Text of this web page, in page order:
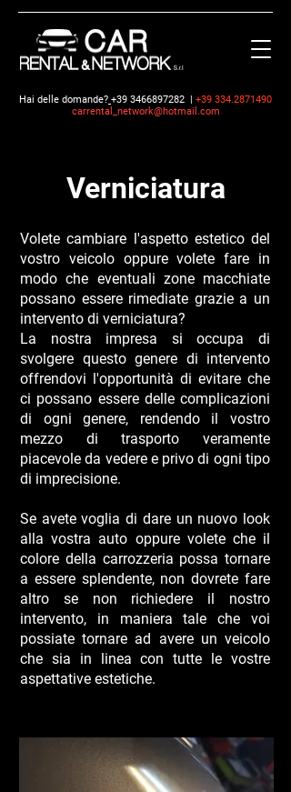
Hai delle domande? +39 3466897282 | +39 334.2871490
carrental_network@hotmail.com
Verniciatura
Volete cambiare l'aspetto estetico del
vostro veicolo oppure volete fare in
modo che eventuali zone macchiate
possano essere rimediate grazie a un
intervento di verniciatura?
La nostra impresa si occupa di
svolgere questo genere di intervento
offrendovi l'opportunità di evitare che
ci possano essere delle complicazioni
di ogni genere, rendendo il vostro
mezzo di trasporto veramente
piacevole da vedere e privo di ogni tipo
di imprecisione.
Se avete voglia di dare un nuovo look
alla vostra auto oppure volete che il
colore della carrozzeria possa tornare
a essere splendente, non dovrete fare
altro se non richiedere il nostro
intervento, in maniera tale che voi
possiate tornare ad avere un veicolo
che sia in linea con tutte le vostre
aspettative estetiche.